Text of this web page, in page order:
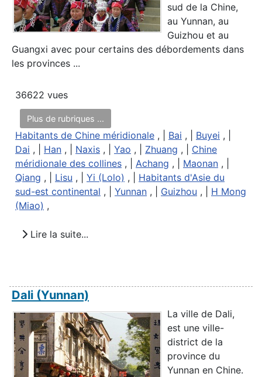
sud de la Chine,
au Yunnan, au
Guizhou et au
Guangxi avec pour certains des débordements dans
les provinces ...
36622 vues
Plus de rubriques ...
Habitants de Chine méridionale , | Bai , | Buyei , |
Dai , | Han , | Naxis , | Yao , | Zhuang , | Chine
méridionale des collines , | Achang , | Maonan , |
Qiang , | Lisu , | Yi (Lolo) , | Habitants d'Asie du
sud-est continental , | Yunnan , | Guizhou , | H Mong
(Miao) ,
Lire la suite...
Dali (Yunnan)
La ville de Dali,
est une ville-
district de la
province du
Yunnan en Chine.